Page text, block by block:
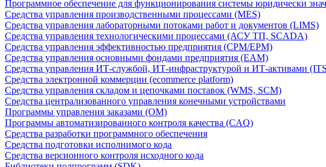
Программное обеспечение для функционирования системы юридически
Средства управления производственными процессами (MES)
Средства управления лабораторными потоками работ и документов (LIMS)
Средства управления технологическими процессами (АСУ ТП, SCADA)
Средства управления эффективностью предприятия (CPM/EPM)
Средства управления основными фондами предприятия (EAM)
Средства управления ИТ-службой, ИТ-инфраструктурой и ИТ-активами
Средства электронной коммерции (ecommerce platform)
Средства управления складом и цепочками поставок (WMS, SCM)
Средства централизованного управления конечными устройствами
Программы управления заказами (OM)
Программы автоматизированного контроля качества (CAQ)
Средства разработки программного обеспечения
Средства подготовки исполнимого кода
Средства версионного контроля исходного кода